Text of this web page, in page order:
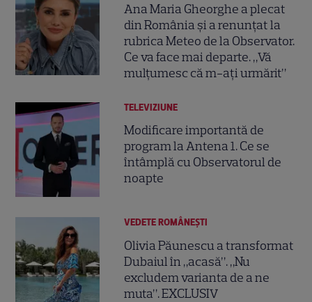
Ana Maria Gheorghe a plecat
din România și a renunțat la
rubrica Meteo de la Observator.
Ce va face mai departe. „Vă
mulțumesc că m-ați urmărit”
TELEVIZIUNE
Modificare importantă de
program la Antena 1. Ce se
întâmplă cu Observatorul de
noapte
VEDETE ROMÂNEŞTI
Olivia Păunescu a transformat
Dubaiul în „acasă”. „Nu
excludem varianta de a ne
muta”. EXCLUSIV